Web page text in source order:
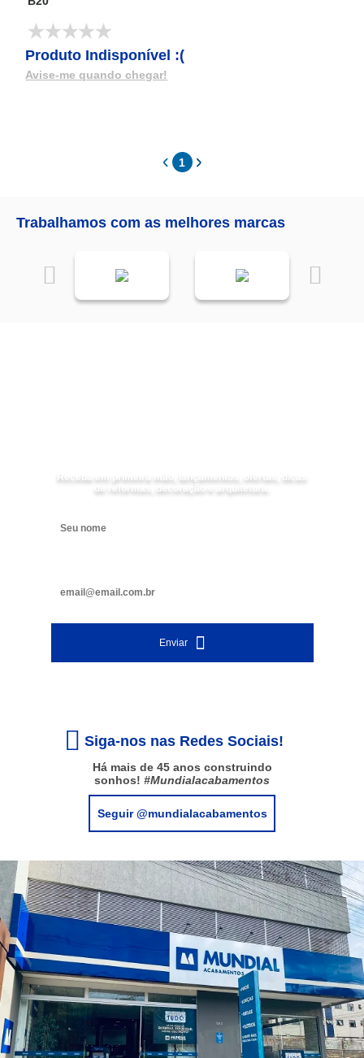
Produto Indisponível :(
Avise-me quando chegar!
1
Trabalhamos com as melhores marcas
Receba em primeira mão, lançamentos, ofertas, dicas
de reformas, decoração e arquitetura.
Enviar
Siga-nos nas Redes Sociais!
Há mais de 45 anos construindo
sonhos! #Mundialacabamentos
Seguir @mundialacabamentos